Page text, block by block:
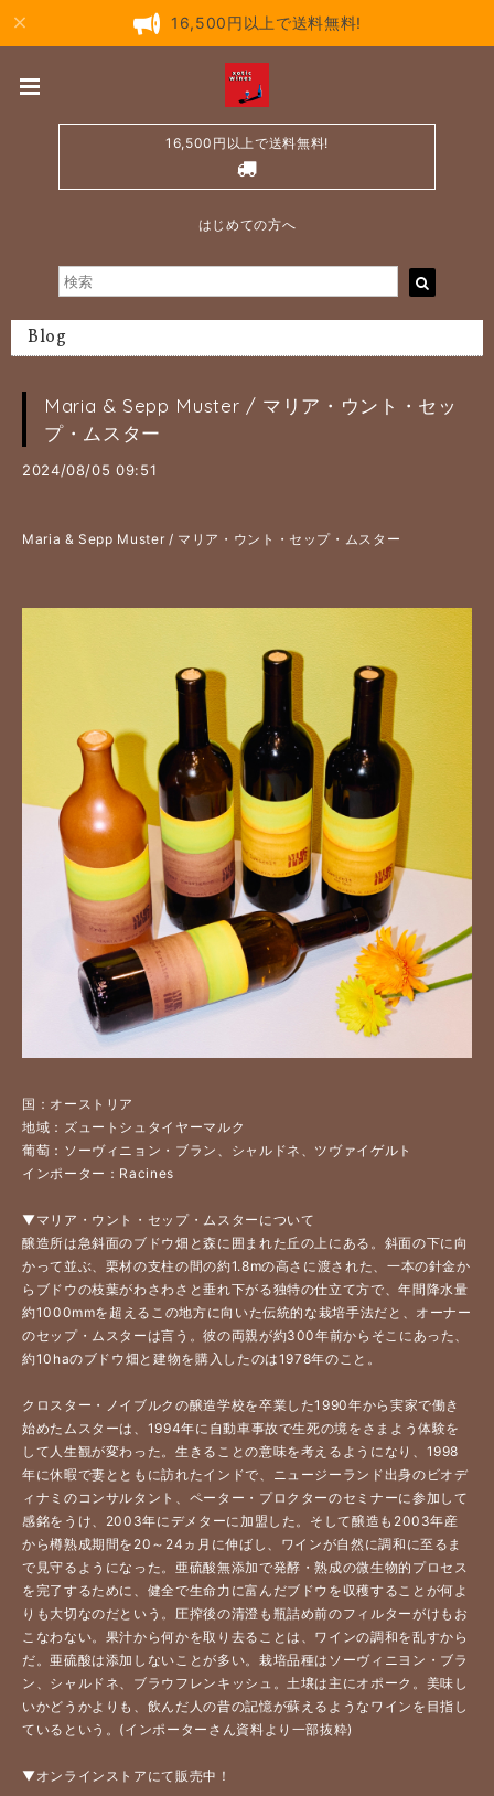
16,500円以上で送料無料!
16,500円以上で送料無料!
はじめての方へ
Blog
Maria & Sepp Muster / マリア・ウント・セッ
プ・ムスター
2024/08/05 09:51
Maria & Sepp Muster / マリア・ウント・セップ・ムスター
国：オーストリア
地域：ズュートシュタイヤーマルク
葡萄：ソーヴィニョン・ブラン、シャルドネ、ツヴァイゲルト
インポーター：Racines
▼マリア・ウント・セップ・ムスターについて
醸造所は急斜面のブドウ畑と森に囲まれた丘の上にある。斜面の下に向
かって並ぶ、栗材の支柱の間の約1.8mの高さに渡された、一本の針金か
らブドウの枝葉がわさわさと垂れ下がる独特の仕立て方で、年間降水量
約1000mmを超えるこの地方に向いた伝統的な栽培手法だと、オーナー
のセップ・ムスターは言う。彼の両親が約300年前からそこにあった、
約10haのブドウ畑と建物を購入したのは1978年のこと。
クロスター・ノイブルクの醸造学校を卒業した1990年から実家で働き
始めたムスターは、1994年に自動車事故で生死の境をさまよう体験を
して人生観が変わった。生きることの意味を考えるようになり、1998
年に休暇で妻とともに訪れたインドで、ニュージーランド出身のビオデ
ィナミのコンサルタント、ペーター・プロクターのセミナーに参加して
感銘をうけ、2003年にデメターに加盟した。そして醸造も2003年産
から樽熟成期間を20～24ヵ月に伸ばし、ワインが自然に調和に至るま
で見守るようになった。亜硫酸無添加で発酵・熟成の微生物的プロセス
を完了するために、健全で生命力に富んだブドウを収穫することが何よ
りも大切なのだという。圧搾後の清澄も瓶詰め前のフィルターがけもお
こなわない。果汁から何かを取り去ることは、ワインの調和を乱すから
だ。亜硫酸は添加しないことが多い。栽培品種はソーヴィニヨン・ブラ
ン、シャルドネ、ブラウフレンキッシュ。土壌は主にオポーク。美味し
いかどうかよりも、飲んだ人の昔の記憶が蘇えるようなワインを目指し
ているという。(インポーターさん資料より一部抜粋)
▼オンラインストアにて販売中！